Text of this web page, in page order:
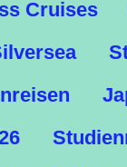
Cruises